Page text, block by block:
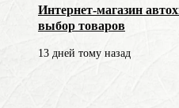
Интернет-магазин
выбор товаров
13 дней тому назад